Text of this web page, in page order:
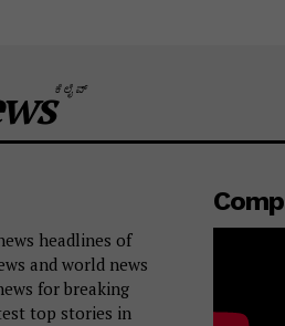
ಕೆಲೈವ್
headlines of
and world news
for breaking
top stories in